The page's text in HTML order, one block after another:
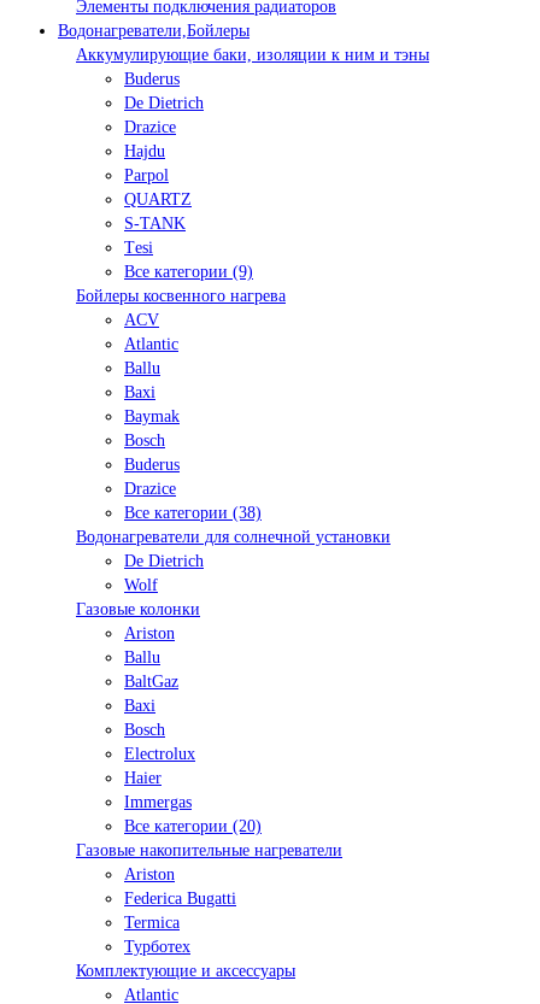
Элементы подключения радиаторов
Водонагреватели,Бойлеры
Аккумулирующие баки, изоляции к ним и тэны
Buderus
De Dietrich
Drazice
Hajdu
Parpol
QUARTZ
S-TANK
Tеsi
Все категории (9)
Бойлеры косвенного нагрева
ACV
Atlantic
Ballu
Baxi
Baymak
Bosch
Buderus
Drazice
Все категории (38)
Водонагреватели для солнечной установки
De Dietrich
Wolf
Газовые колонки
Ariston
Ballu
BaltGaz
Baxi
Bosсh
Electrolux
Haier
Immergas
Все категории (20)
Газовые накопительные нагреватели
Ariston
Federica Bugatti
Termica
Турботех
Комплектующие и аксессуары
Atlantic